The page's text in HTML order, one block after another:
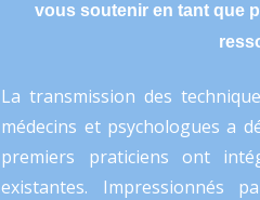
vous soutenir en tant que
La transmission des
médecins et psychologues a
premiers praticiens ont
existantes. Impressionnés